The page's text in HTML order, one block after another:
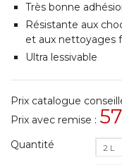
Très bonne
Résistante aux
et aux nettoyages
Ultra lessivable
Prix catalogue
Prix avec remise :
Quantité
2 L